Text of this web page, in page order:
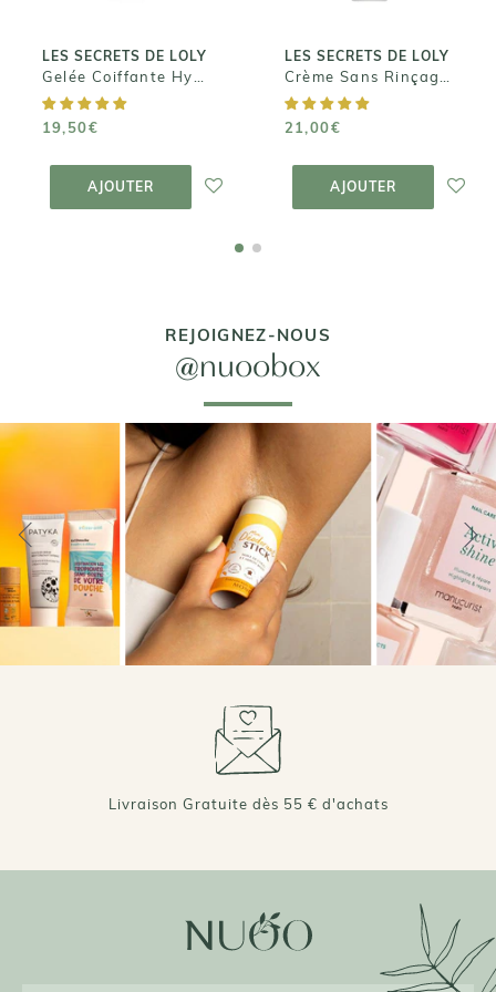
+ DE 70 000 AVIS VÉRIFIÉS 4,7/5 ⭐️
LES SECRETS DE LOLY
19,50€
AJOUTER
PANIER
LES SECRETS DE LOLY
21,00€
AJOUTER
PANIER
REJOIGNEZ-NOUS
@nuoobox
Livraison Gratuite dès 55 € d'achats